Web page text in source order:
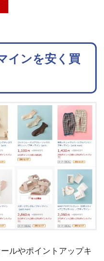
インを安く買
ルやポイントアップキ